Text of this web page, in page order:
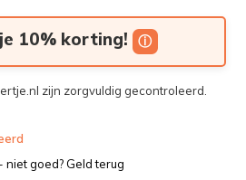
je 10% korting! ⓘ
zijn zorgvuldig gecontroleerd.
- niet goed? Geld terug